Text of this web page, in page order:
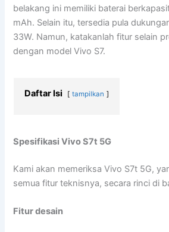
belakang ini memiliki baterai
mAh. Selain itu, tersedia pula
33W. Namun, katakanlah fitur selain
dengan model Vivo S7.
Daftar Isi tampilkan
Spesifikasi Vivo S7t 5G
Kami akan memeriksa Vivo S7t 5G,
semua fitur teknisnya, secara rinci di
Fitur desain